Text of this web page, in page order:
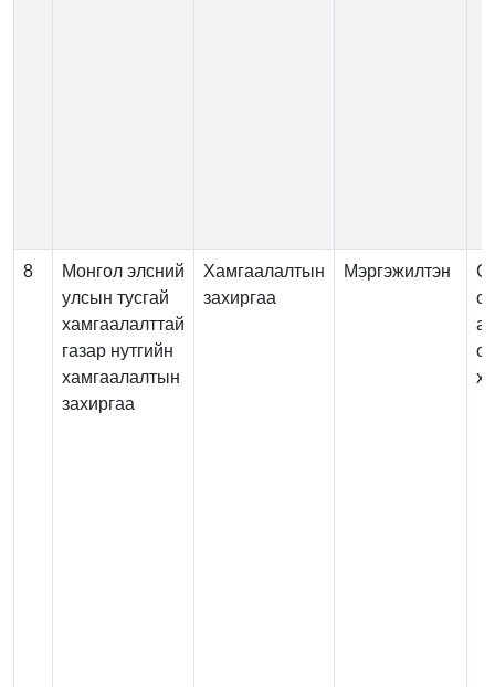
8
Монгол элсний
улсын тусгай
хамгаалалттай
газар нутгийн
хамгаалалтын
захиргаа
Хамгаалалтын
захиргаа
Мэргэжилтэн